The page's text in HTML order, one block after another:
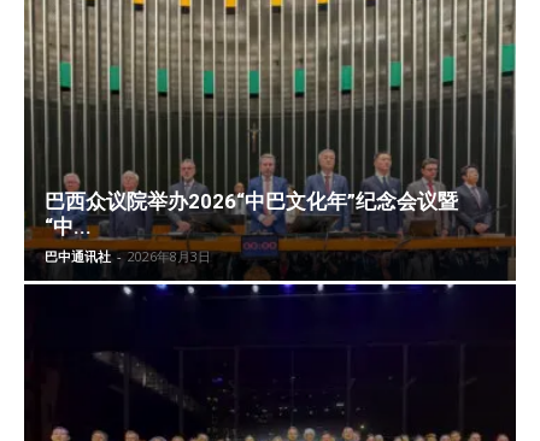
巴西众议院举办2026“中巴文化年”纪念会议暨
“中...
巴中通讯社 - 2026年8月3日